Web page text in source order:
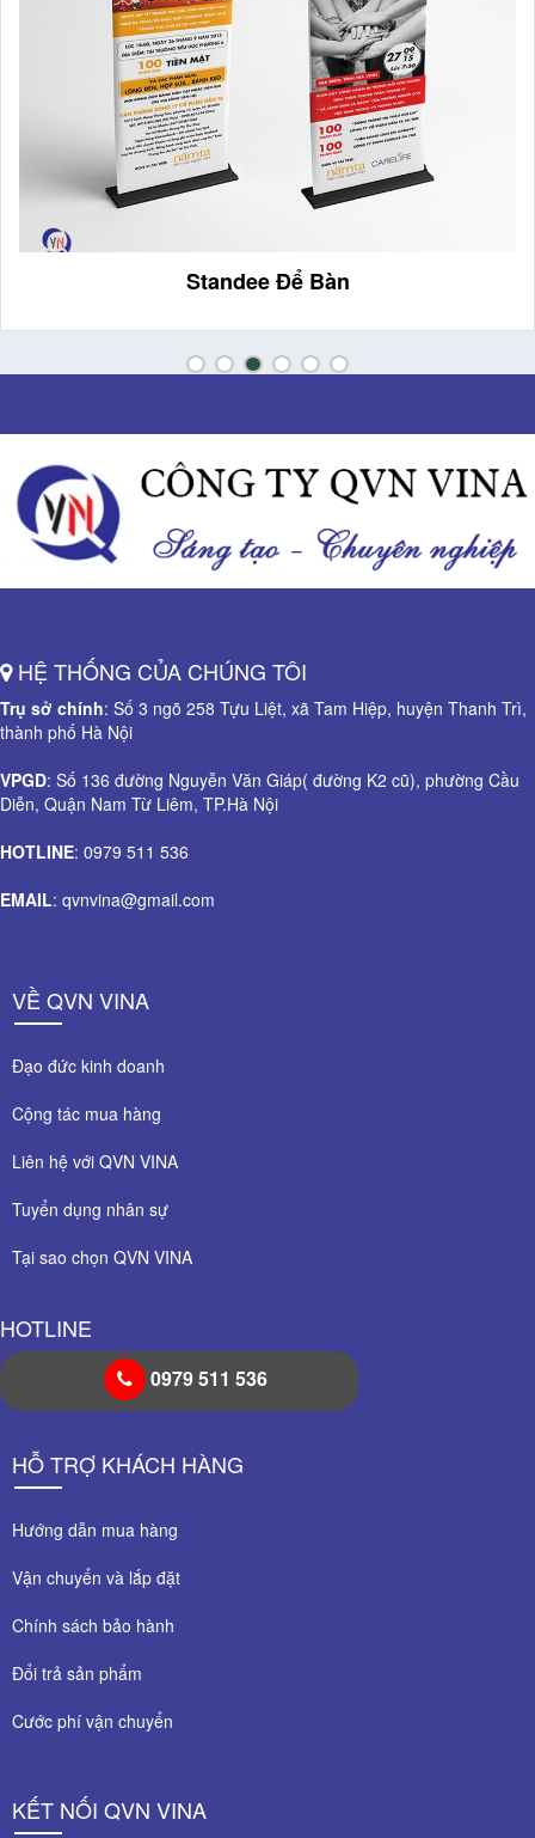
Standee Để Bàn
HỆ THỐNG CỦA CHÚNG TÔI
Trụ sở chính: Số 3 ngõ 258 Tựu Liệt, xã Tam Hiệp, huyện Thanh Trì,
thành phố Hà Nội
VPGD: Số 136 đường Nguyễn Văn Giáp( đường K2 cũ), phường Cầu
Diễn, Quận Nam Từ Liêm, TP.Hà Nội
HOTLINE: 0979 511 536
EMAIL: qvnvina@gmail.com
VỀ QVN VINA
Đạo đức kinh doanh
Cộng tác mua hàng
Liên hệ với QVN VINA
Tuyển dụng nhân sự
Tại sao chọn QVN VINA
HOTLINE
0979 511 536
HỖ TRỢ KHÁCH HÀNG
Hướng dẫn mua hàng
Vận chuyển và lắp đặt
Chính sách bảo hành
Đổi trả sản phẩm
Cước phí vận chuyển
KẾT NỐI QVN VINA